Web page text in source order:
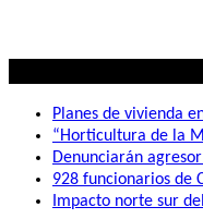
Planes de vivienda
“Horticultura de la
Denunciarán
928 funcionarios de
Impacto norte sur